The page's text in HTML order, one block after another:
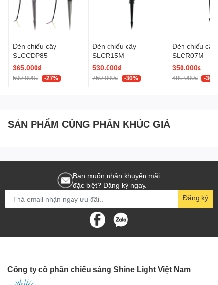
Đèn chiếu cây
SLCCDP85
365.000₫
500.000₫ -27%
Đèn chiếu cây
SLCR15M
530.000₫
750.000₫ -30%
Đèn chiếu cây
SLCR07M
350.000₫
499.000₫ -30%
SẢN PHẨM CÙNG PHÂN KHÚC GIÁ
Bạn muốn nhận khuyến mãi
đặc biệt? Đăng ký ngay.
Đăng ký
Công ty cổ phần chiếu sáng Shine Light Việt Nam